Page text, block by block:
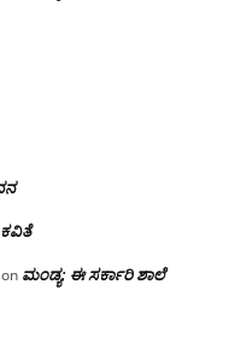
ಕವಿತೆ
on ಮಂಡ್ಯ: ಈ ಸರ್ಕಾರಿ ಶಾಲೆ